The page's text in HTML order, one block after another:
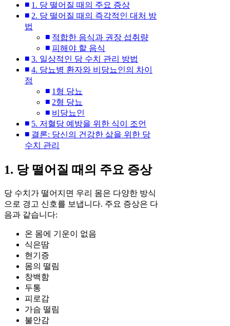
1. 당 떨어질 때의 주요 증상
2. 당 떨어질 때의 즉각적인 대처 방
법
적합한 음식과 권장 섭취량
피해야 할 음식
3. 일상적인 당 수치 관리 방법
4. 당뇨병 환자와 비당뇨인의 차이
점
1형 당뇨
2형 당뇨
비당뇨인
5. 저혈당 예방을 위한 식이 조언
결론: 당신의 건강한 삶을 위한 당
수치 관리
1. 당 떨어질 때의 주요 증상
당 수치가 떨어지면 우리 몸은 다양한 방식
으로 경고 신호를 보냅니다. 주요 증상은 다
음과 같습니다:
온 몸에 기운이 없음
식은땀
현기증
몸의 떨림
창백함
두통
피로감
가슴 떨림
불안감